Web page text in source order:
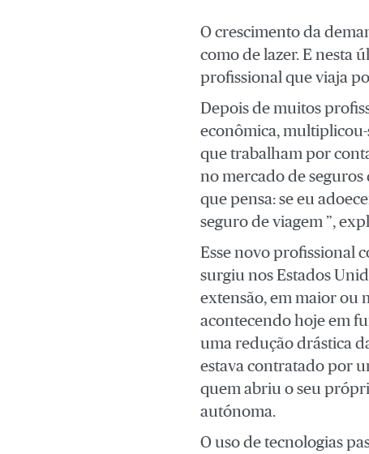
O crescimento da
como de lazer. E nesta
profissional que viaja
Depois de muitos
econômica, multiplicou-
que trabalham por
no mercado de seguros
que pensa: se eu
seguro de viagem ”,
Esse novo profissional
surgiu nos Estados
extensão, em maior ou
acontecendo hoje em
uma redução drástica
estava contratado por
quem abriu o seu
autónoma.
O uso de tecnologias